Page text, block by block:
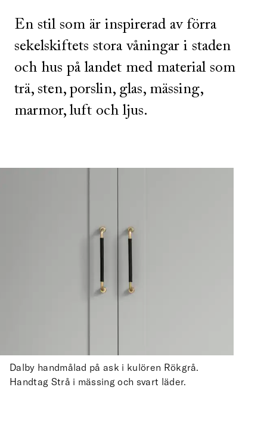
En stil som är inspirerad av förra
sekelskiftets stora våningar i staden
och hus på landet med material som
trä, sten, porslin, glas, mässing,
marmor, luft och ljus.
Dalby handmålad på ask i kulören Rökgrå.
Handtag Strå i mässing och svart läder.